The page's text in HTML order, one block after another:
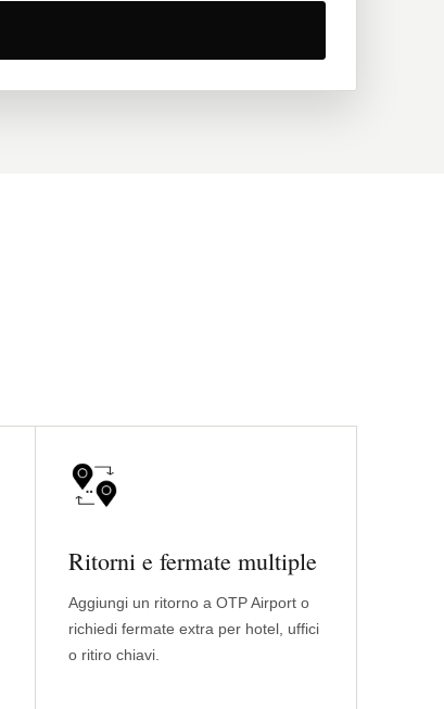
Ritorni e fermate multiple
Aggiungi un ritorno a OTP Airport o
richiedi fermate extra per hotel, uffici
o ritiro chiavi.